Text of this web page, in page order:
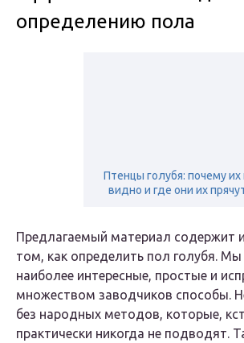
определению пола
Птенцы голубя: почему их
видно и где они их
Предлагаемый материал содержит
том, как определить пол голубя. Мы
наиболее интересные, простые и
множеством заводчиков способы.
без народных методов, которые,
практически никогда не подводят.